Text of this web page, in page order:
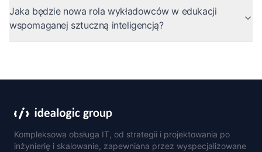
Jaka będzie nowa rola wykładowców w edukacji
wspomaganej sztuczną inteligencją?
Kompleksowa obsługa IT, od strategii i projektowania po
inżynierię i skalowanie, zapewniana przez wyspecjalizowane